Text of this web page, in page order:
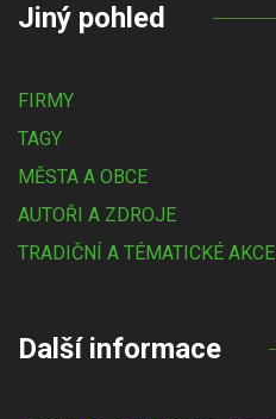
Jiný pohled
FIRMY
TAGY
MĚSTA A OBCE
AUTOŘI A ZDROJE
TRADIČNÍ A TÉMATICKÉ AKCE
Další informace